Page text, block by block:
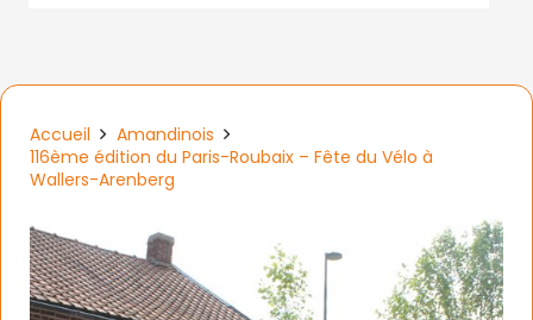
Accueil
Amandinois
116ème édition du Paris-Roubaix – Fête du Vélo à
Wallers-Arenberg